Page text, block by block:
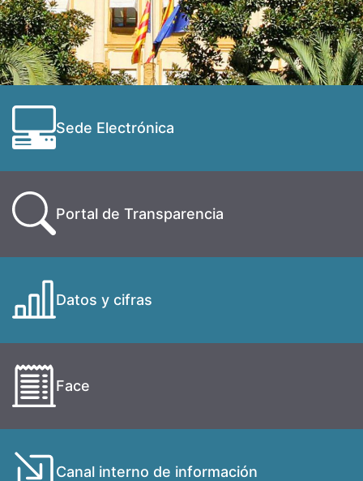
Sede Electrónica
Portal de Transparencia
Datos y cifras
Face
Canal interno de información